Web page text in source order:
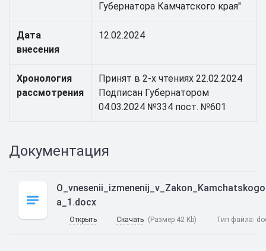
Губернатора Камчатского края"
Дата
внесения
12.02.2024
Хронология
рассмотрения
Принят в 2-х чтениях 22.02.2024
Подписан Губернатором
04.03.2024 №334 пост. №601
Документация
a_1.docx
Открыть Скачать (Размер 42 Kb) Тип файла: